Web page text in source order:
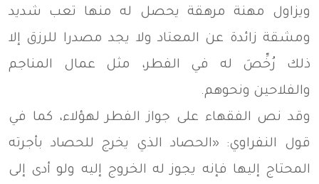
ويزاول مهنة مرهقة يحصل له منها تعب شديد
ومشقة زائدة عن المعتاد ولا يجد مصدرا للرزق إلا
ذلك رُخِّصَ له في الفطر، مثل عمال المناجم
والفلاحين ونحوهم.
وقد نص الفقهاء على جواز الفطر لهؤلاء، كما في
قول النفراوي: «الحصاد الذي يخرج للحصاد بأجرته
المحتاج إليها فإنه يجوز له الخروج إليه ولو أدى إلى